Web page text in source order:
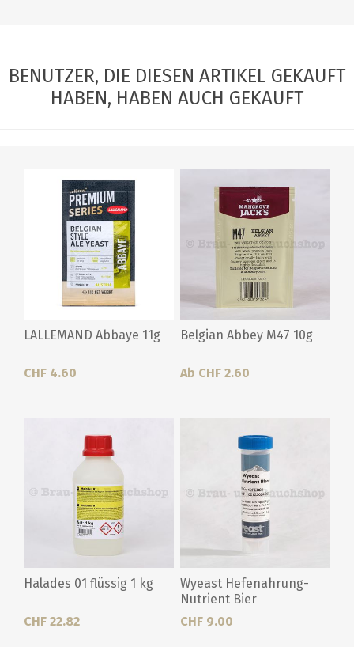
BENUTZER, DIE DIESEN ARTIKEL GEKAUFT
HABEN, HABEN AUCH GEKAUFT
LALLEMAND Abbaye 11g
CHF 4.60
Belgian Abbey M47 10g
Ab CHF 2.60
Halades 01 flüssig 1 kg
CHF 22.82
Wyeast Hefenahrung-
Nutrient Bier
CHF 9.00